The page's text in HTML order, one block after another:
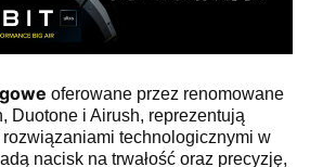
oferowane przez renomowane
Duotone i Airush, reprezentują
technologicznymi w
nacisk na trwałość oraz precyzję,